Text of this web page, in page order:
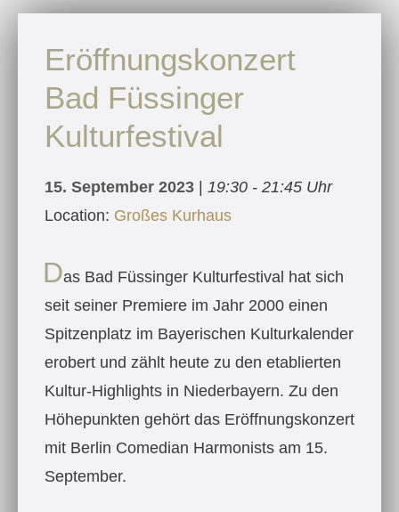
Eröffnungskonzert
Bad Füssinger
Kulturfestival
15. September 2023
19:30 - 21:45 Uhr
Location: Großes Kurhaus
Das Bad Füssinger Kulturfestival hat sich
seit seiner Premiere im Jahr 2000 einen
Spitzenplatz im Bayerischen Kulturkalender
erobert und zählt heute zu den etablierten
Kultur-Highlights in Niederbayern. Zu den
Höhepunkten gehört das Eröffnungskonzert
mit Berlin Comedian Harmonists am 15.
September.